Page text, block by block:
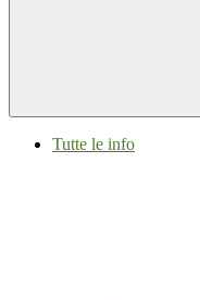
Tutte le info